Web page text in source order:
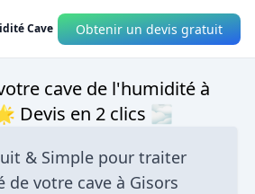
Cave Obtenir un devis gratuit
cave de l'humidité à
Devis en 2 clics 🌫
& Simple pour traiter
de votre cave à Gisors